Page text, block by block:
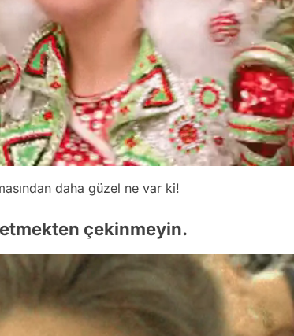
daha güzel ne var ki!
çekinmeyin.